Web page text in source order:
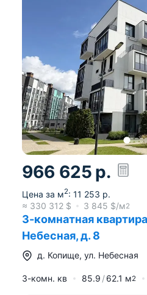
966 625 р.
Цена за м2: 11 253 р.
≈ 330 312 $ 3 845 $/м2
3-комнатная
Небесная, д. 8
д. Копище, ул. Небесная
3-комн. кв 85.9 62.1 м2